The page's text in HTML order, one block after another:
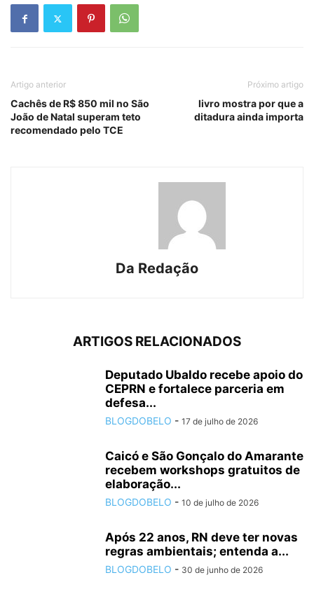
Artigo anterior
Cachês de R$ 850 mil no São
João de Natal superam teto
recomendado pelo TCE
Próximo artigo
livro mostra por que a
ditadura ainda importa
Da Redação
ARTIGOS RELACIONADOS
Deputado Ubaldo recebe apoio do
CEPRN e fortalece parceria em
defesa...
BLOGDOBELO - 17 de julho de 2026
Caicó e São Gonçalo do Amarante
recebem workshops gratuitos de
elaboração...
BLOGDOBELO - 10 de julho de 2026
Após 22 anos, RN deve ter novas
regras ambientais; entenda a...
BLOGDOBELO - 30 de junho de 2026